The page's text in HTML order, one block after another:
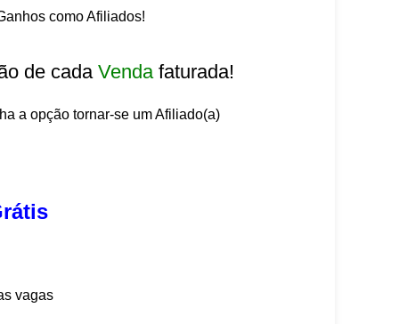
como Afiliados!
de cadaVendafaturada!
a opção tornar-se um Afiliado(a)
vagas